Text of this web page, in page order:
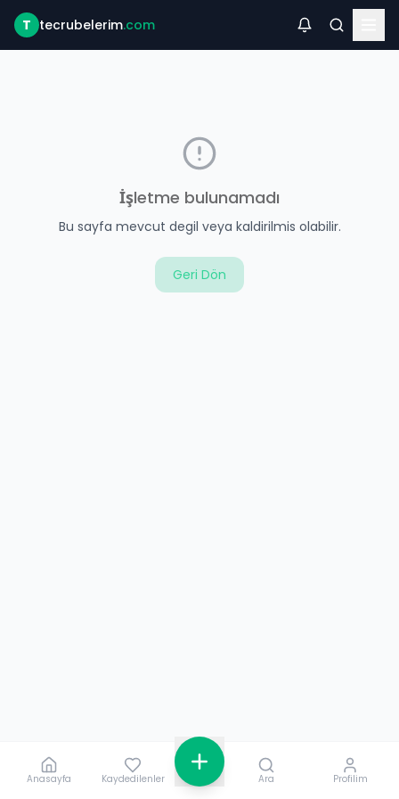
T tecrubelerim.com
İşletme bulunamadı
Bu sayfa mevcut degil veya kaldirilmis olabilir.
Geri Dön
Anasayfa Kaydedilenler Ara Profilim